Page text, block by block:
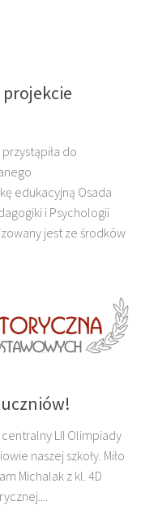
projekcie
do
edukacyjną Osada
i Psychologii
jest ze środków
centralny LII Olimpiady
naszej szkoły. Miło
Michalak z kl. 4D